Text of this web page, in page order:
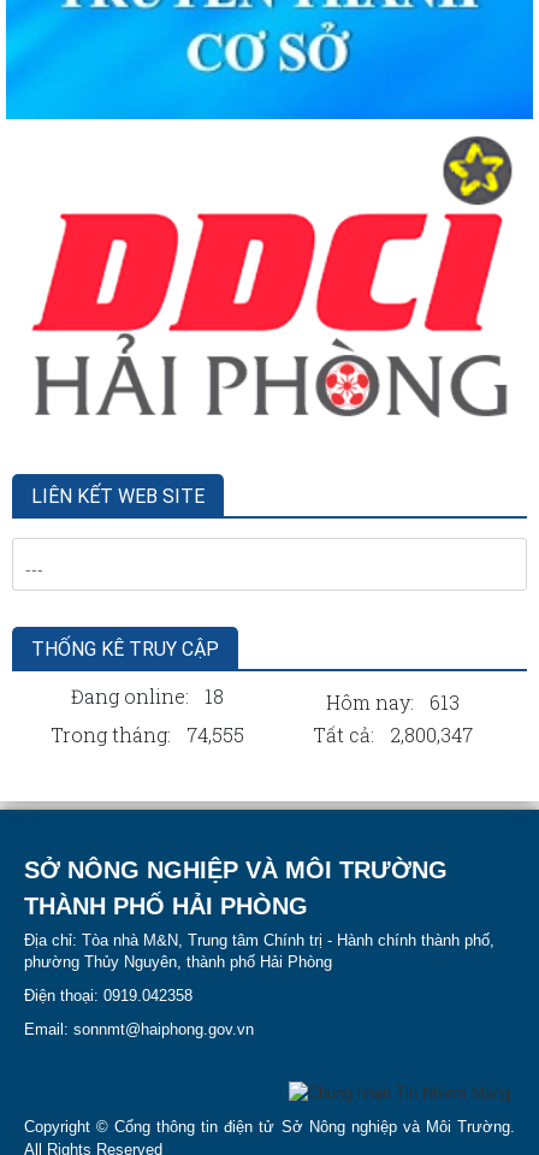
LIÊN KẾT WEB SITE
THỐNG KÊ TRUY CẬP
Đang online: 18 Hôm nay:
613
Trong tháng:
74,555 Tất cả: 2,800,347
SỞ NÔNG NGHIỆP VÀ MÔI TRƯỜNG
THÀNH PHỐ HẢI PHÒNG
Địa chỉ: Tòa nhà M&N, Trung tâm Chính trị - Hành chính thành phố,
phường Thủy Nguyên, thành phố Hải Phòng
Điện thoại: 0919.042358
Email: sonnmt@haiphong.gov.vn
Copyright © Cổng thông tin điện tử Sở Nông nghiệp và Môi Trường.
All Rights Reserved